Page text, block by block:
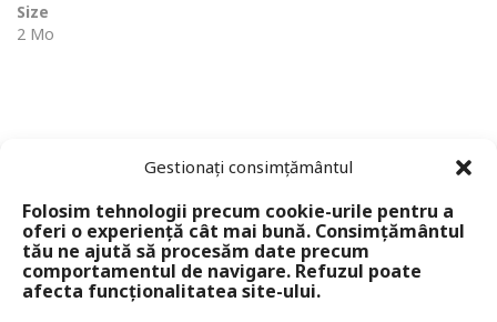
Gestionați consimțământul
Folosim tehnologii precum cookie-urile pentru a
oferi o experiență cât mai bună. Consimțământul
tău ne ajută să procesăm date precum
comportamentul de navigare. Refuzul poate
afecta funcționalitatea site-ului.
Size
2 Mo
Copyright © 2024 - Editura Solomon